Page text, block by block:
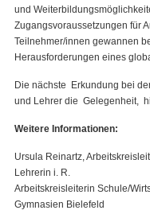
und
Zugangsvoraussetzungen für
Teilnehmer/innen gewannen
Herausforderungen eines
Die nächste Erkundung bei
und Lehrer die Gelegenheit,
Weitere Informationen:
Ursula Reinartz,
Lehrerin i. R.
Arbeitskreisleiterin Schule/
Gymnasien Bielefeld